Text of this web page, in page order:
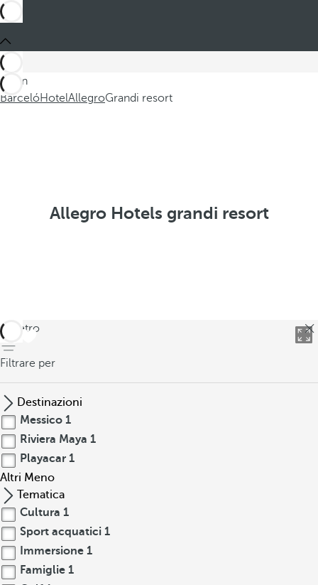
Sei in
BarcelóHotelAllegroGrandi resort
Allegro Hotels grandi resort
indietro
Filtrare per
Destinazioni
Messico 1
Riviera Maya 1
Playacar 1
Altri Meno
Tematica
Cultura 1
Sport acquatici 1
Immersione 1
Famiglie 1